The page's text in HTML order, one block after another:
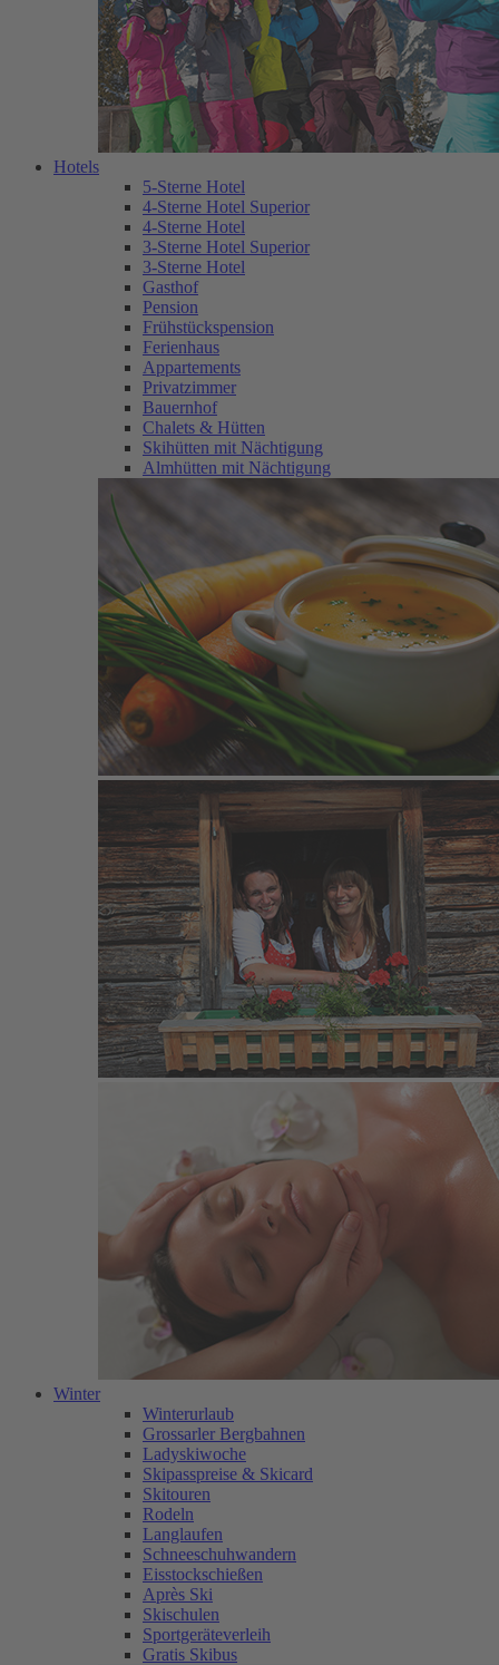
Hotels
5-Sterne Hotel
4-Sterne Hotel Superior
4-Sterne Hotel
3-Sterne Hotel Superior
3-Sterne Hotel
Gasthof
Pension
Frühstückspension
Ferienhaus
Appartements
Privatzimmer
Bauernhof
Chalets & Hütten
Skihütten mit Nächtigung
Almhütten mit Nächtigung
Winter
Winterurlaub
Grossarler Bergbahnen
Ladyskiwoche
Skipasspreise & Skicard
Skitouren
Rodeln
Langlaufen
Schneeschuhwandern
Eisstockschießen
Après Ski
Skischulen
Sportgeräteverleih
Gratis Skibus